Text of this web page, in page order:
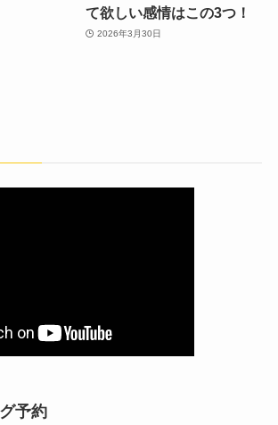
て欲しい感情はこの3つ！
2026年3月30日
予約